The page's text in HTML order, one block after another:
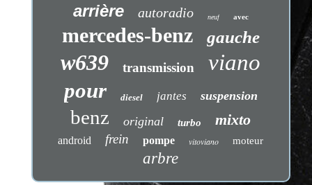
arrière autoradio neuf avec
mercedes-benz gauche
w639 transmission viano
pour diesel jantes suspension
benz original turbo mixto
android frein pompe vitoviano moteur
arbre